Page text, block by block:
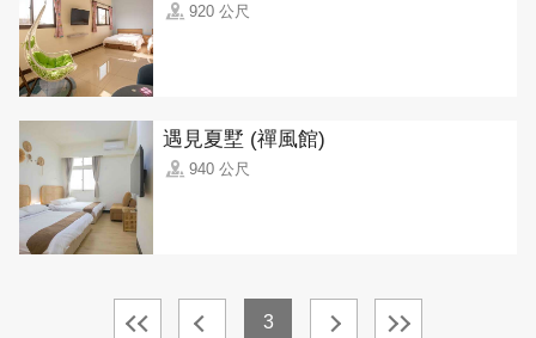
920 公尺
遇見夏墅 (禪風館)
940 公尺
3